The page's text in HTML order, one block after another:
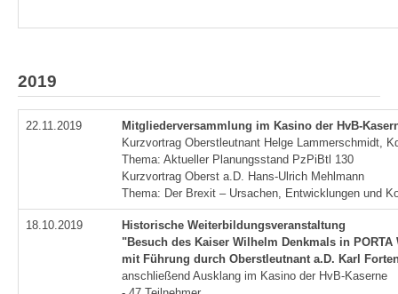
2019
22.11.2019
Mitgliederversammlung im Kasino der HvB-
Kurzvortrag Oberstleutnant Helge Lammerschmidt,
Thema: Aktueller Planungsstand PzPiBtl 130
Kurzvortrag Oberst a.D. Hans-Ulrich Mehlmann
Thema: Der Brexit – Ursachen, Entwicklungen und
18.10.2019
Historische Weiterbildungsveranstaltung
"Besuch des Kaiser Wilhelm Denkmals in PORTA
mit Führung durch Oberstleutnant a.D. Karl
anschließend Ausklang im Kasino der HvB-Kaserne